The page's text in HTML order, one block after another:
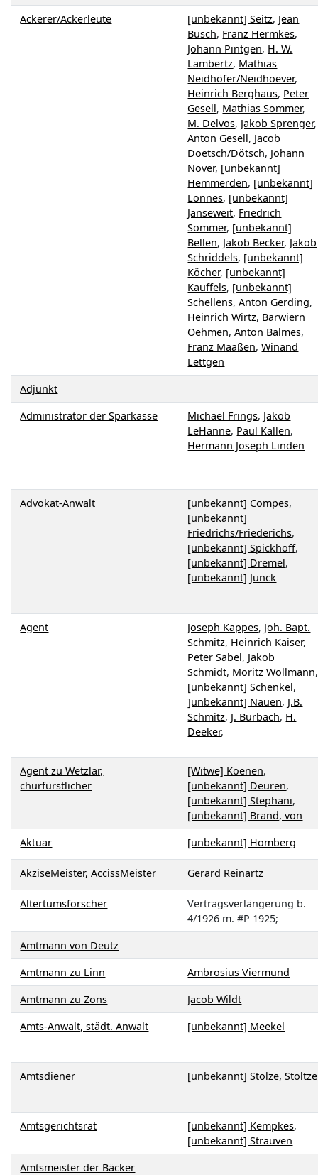
Ackerer/Ackerleute
[unbekannt] Seitz, Jean
Busch, Franz Hermkes,
Johann Pintgen, H. W.
Lambertz, Mathias
Neidhöfer/Neidhoever,
Heinrich Berghaus, Peter
Gesell, Mathias Sommer,
M. Delvos, Jakob Sprenger,
Anton Gesell, Jacob
Doetsch/Dötsch, Johann
Nover, [unbekannt]
Hemmerden, [unbekannt]
Lonnes, [unbekannt]
Janseweit, Friedrich
Sommer, [unbekannt]
Bellen, Jakob Becker, Jakob
Schriddels, [unbekannt]
Köcher, [unbekannt]
Kauffels, [unbekannt]
Schellens,Anton Gerding,
Heinrich Wirtz, Barwiern
Oehmen,Anton Balmes,
Franz Maaßen,Winand
Lettgen
Adjunkt
Administrator der Sparkasse
Michael Frings, Jakob
LeHanne, Paul Kallen,
Hermann Joseph Linden
Advokat-Anwalt [unbekannt] Compes,
[unbekannt]
Friedrichs/Friederichs,
[unbekannt] Spickhoff,
[unbekannt] Dremel,
[unbekannt] Junck
Agent Joseph Kappes, Joh. Bapt.
Schmitz, Heinrich Kaiser,
Peter Sabel, Jakob
Schmidt, Moritz Wollmann,
[unbekannt] Schenkel,
]unbekannt] Nauen, J.B.
Schmitz, J. Burbach, H.
Deeker,
Agent zu Wetzlar,
churfürstlicher
[Witwe] Koenen,
[unbekannt] Deuren,
[unbekannt] Stephani,
[unbekannt] Brand, von
Aktuar
[unbekannt] Homberg
AkziseMeister, AccissMeister Gerard Reinartz
Altertumsforscher
Vertragsverlängerung b.
4/1926 m. #P 1925;
Amtmann von Deutz
Amtmann zu Linn
Ambrosius Viermund
Amtmann zu Zons
Jacob Wildt
Amts-Anwalt, städt. Anwalt
[unbekannt] Meekel
Amtsdiener [unbekannt] Stolze, Stoltze
Amtsgerichtsrat [unbekannt] Kempkes,
[unbekannt] Strauven
Amtsmeister der Bäcker